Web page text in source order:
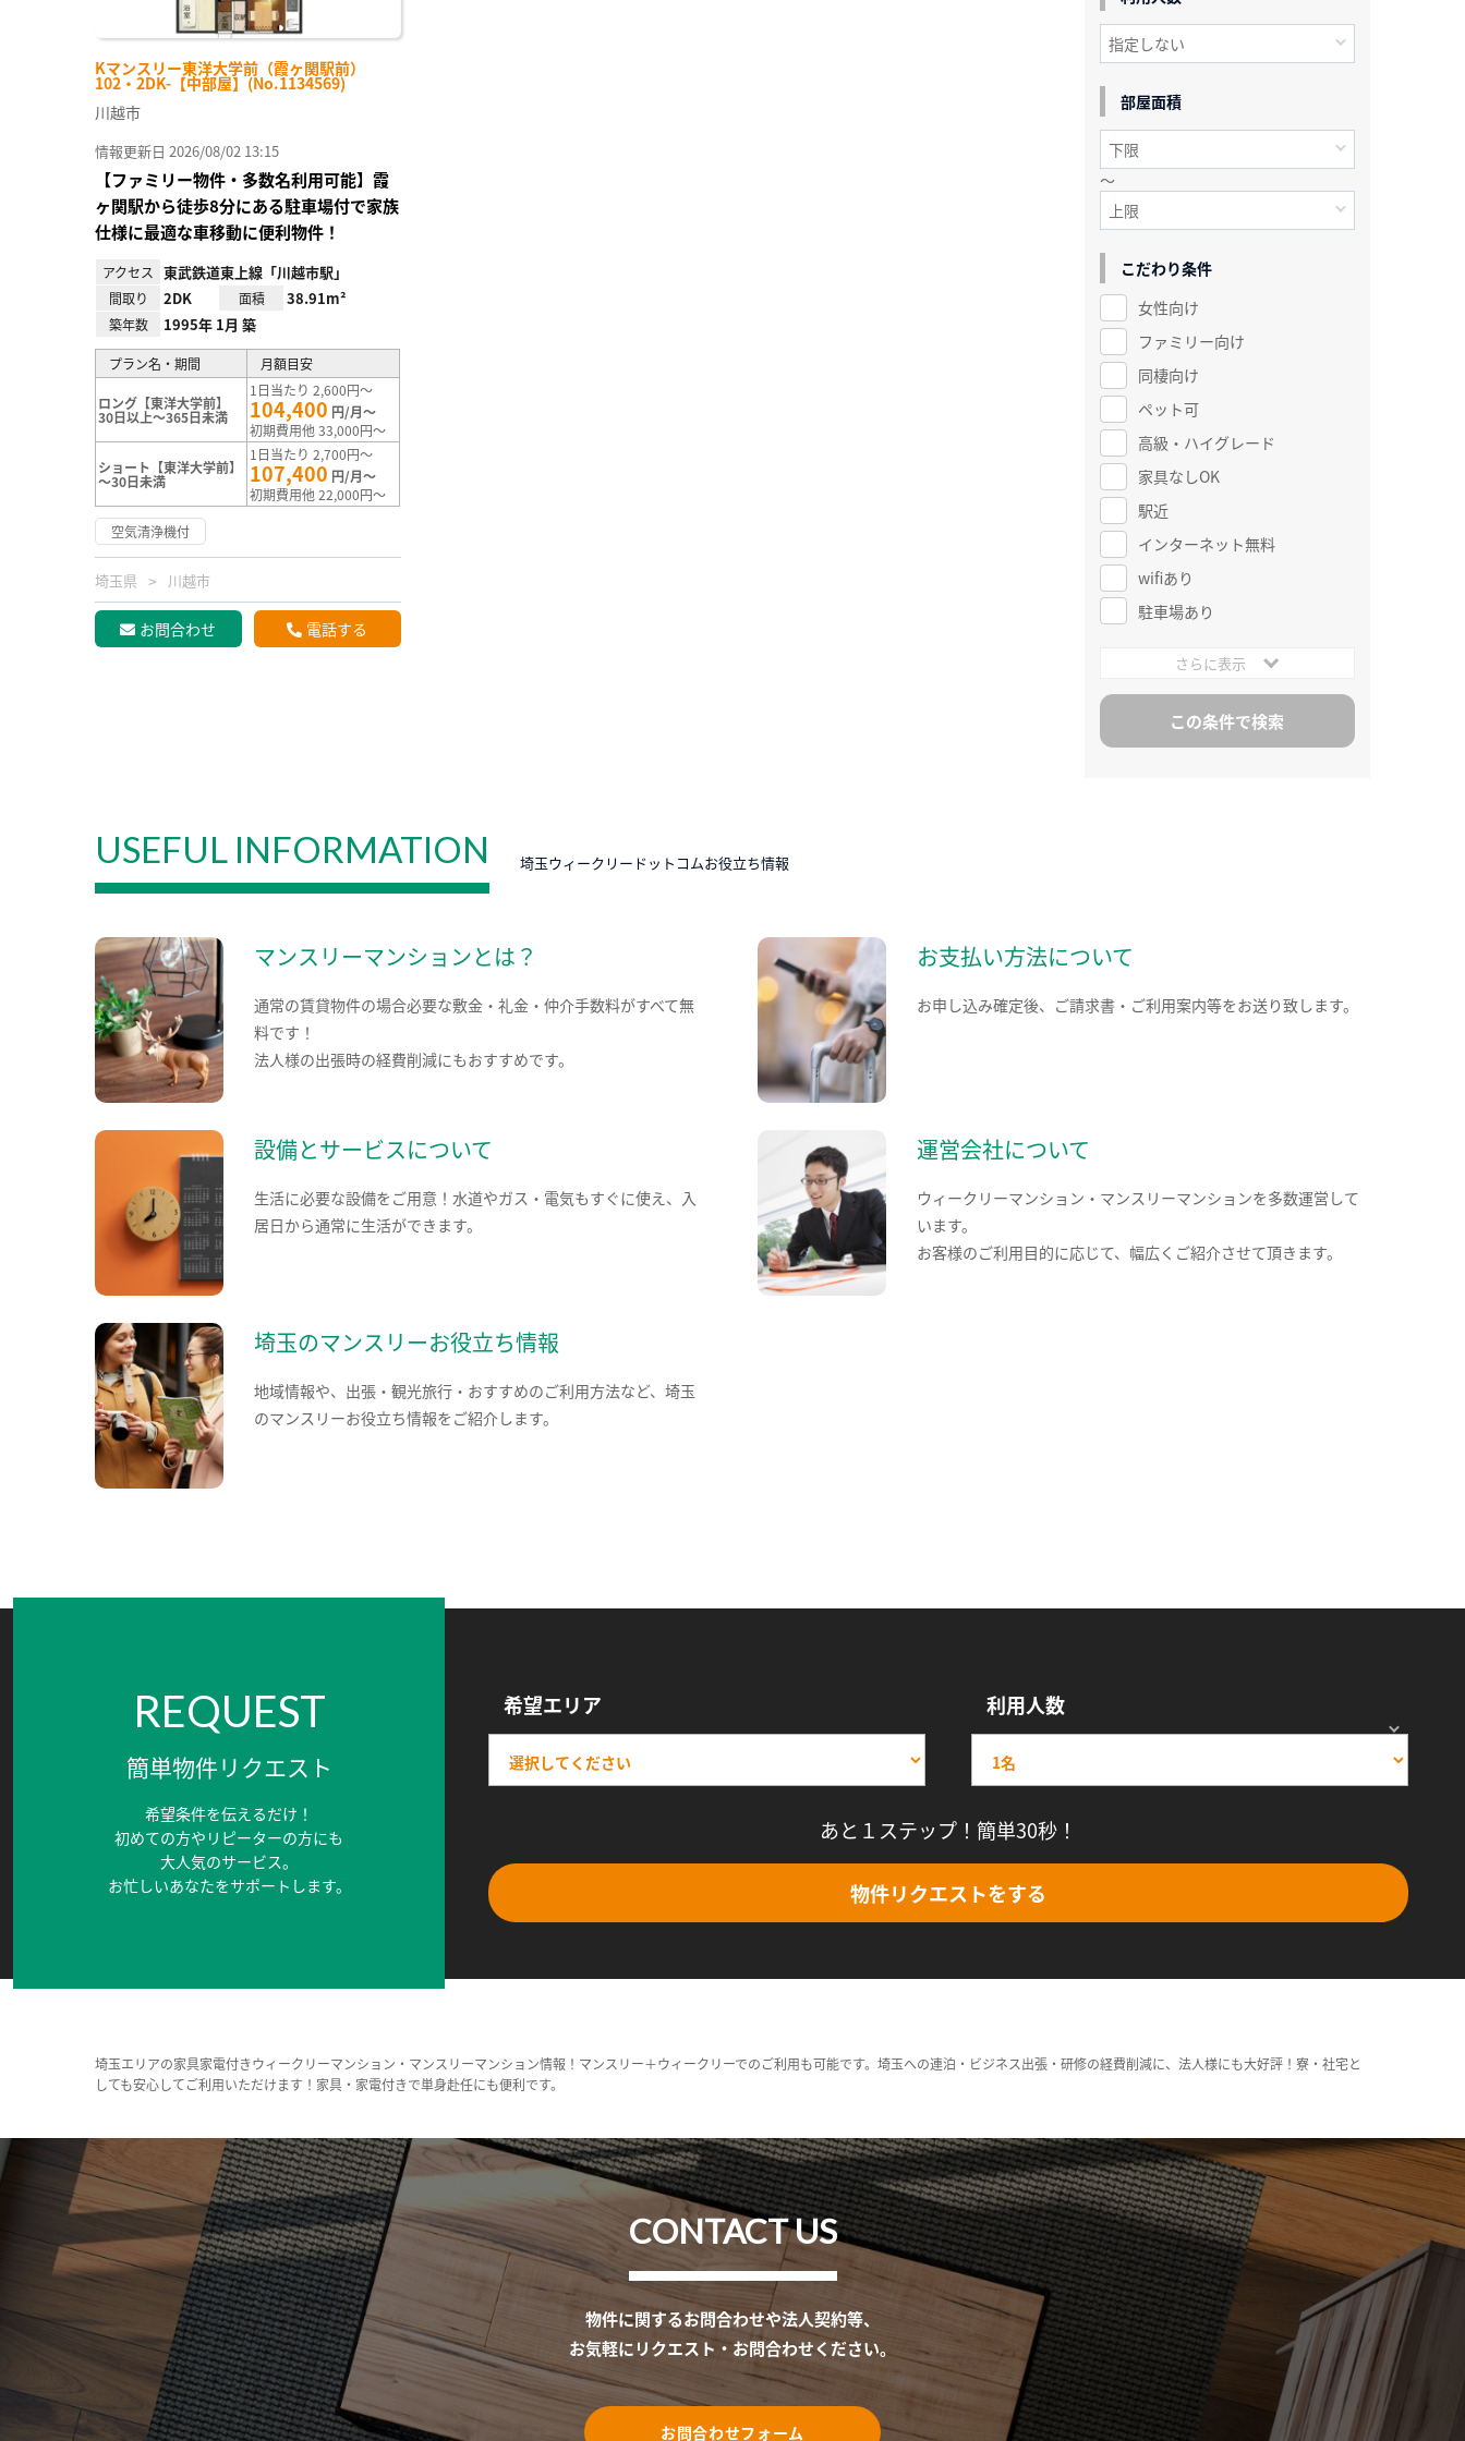
Kマンスリー東洋大学前（霞ヶ関駅前）
102・2DK-【中部屋】(No.1134569)
川越市
情報更新日 2026/08/02 13:15
【ファミリー物件・多数名利用可能】霞
ヶ関駅から徒歩8分にある駐車場付で家族
仕様に最適な車移動に便利物件！
アクセス 東武鉄道東上線「川越市駅」
間取り 2DK 面積 38.91m²
築年数 1995年 1月 築
プラン名・期間 月額目安
ロング【東洋大学前】
30日以上～365日未満
1日当たり 2,600円～
104,400 円/月～
初期費用他 33,000円～
ショート【東洋大学前】
～30日未満
1日当たり 2,700円～
107,400 円/月～
初期費用他 22,000円～
空気清浄機付
埼玉県 川越市
お問合わせ 電話する
部屋面積
～
こだわり条件
女性向け
ファミリー向け
同棲向け
ペット可
高級・ハイグレード
家具なしOK
駅近
インターネット無料
wifiあり
駐車場あり
さらに表示
USEFUL INFORMATION 埼玉ウィークリードットコムお役立ち情報
マンスリーマンションとは？
通常の賃貸物件の場合必要な敷金・礼金・仲介手数料がすべて無
料です！
法人様の出張時の経費削減にもおすすめです。
お支払い方法について
お申し込み確定後、ご請求書・ご利用案内等をお送り致します。
設備とサービスについて
生活に必要な設備をご用意！水道やガス・電気もすぐに使え、入
居日から通常に生活ができます。
運営会社について
ウィークリーマンション・マンスリーマンションを多数運営して
います。
お客様のご利用目的に応じて、幅広くご紹介させて頂きます。
埼玉のマンスリーお役立ち情報
地域情報や、出張・観光旅行・おすすめのご利用方法など、埼玉
のマンスリーお役立ち情報をご紹介します。
REQUEST
簡単物件リクエスト
希望条件を伝えるだけ！
初めての方やリピーターの方にも
大人気のサービス。
お忙しいあなたをサポートします。
希望エリア 利用人数
あと１ステップ！簡単30秒！
物件リクエストをする
埼玉エリアの家具家電付きウィークリーマンション・マンスリーマンション情報！マンスリー＋ウィークリーでのご利用も可能です。埼玉への連泊・ビジネス出張・研修の経費削減に、法人様にも大好評！寮・社宅と
しても安心してご利用いただけます！家具・家電付きで単身赴任にも便利です。
CONTACT US
物件に関するお問合わせや法人契約等、
お気軽にリクエスト・お問合わせください。
お問合わせフォーム